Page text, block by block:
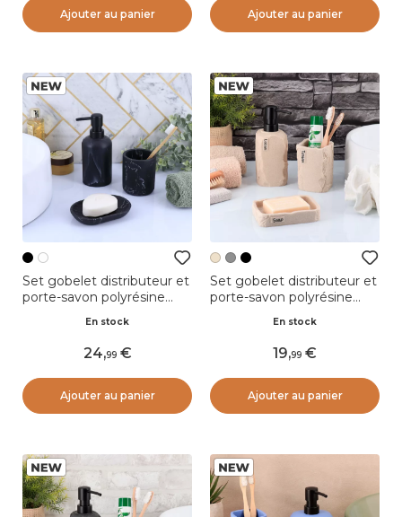
Ajouter au panier Ajouter au panier
Set gobelet distributeur et
porte-savon polyrésine
En stock
24,99
Ajouter au panier
Set gobelet distributeur et
porte-savon polyrésine
En stock
19,99
Ajouter au panier